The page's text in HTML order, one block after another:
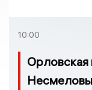
10:00